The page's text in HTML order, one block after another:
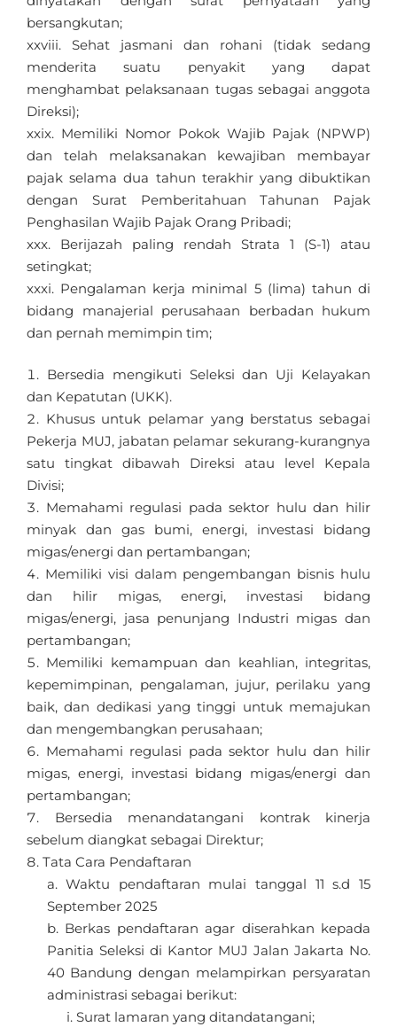
bersangkutan;
Sehat jasmani dan rohani (tidak sedang
menderita suatu penyakit yang dapat
menghambat pelaksanaan tugas sebagai anggota
Direksi);
Memiliki Nomor Pokok Wajib Pajak (NPWP)
dan telah melaksanakan kewajiban membayar
pajak selama dua tahun terakhir yang dibuktikan
dengan Surat Pemberitahuan Tahunan Pajak
Penghasilan Wajib Pajak Orang Pribadi;
Berijazah paling rendah Strata 1 (S-1) atau
setingkat;
Pengalaman kerja minimal 5 (lima) tahun di
bidang manajerial perusahaan berbadan hukum
dan pernah memimpin tim;
Bersedia mengikuti Seleksi dan Uji Kelayakan
dan Kepatutan (UKK).
Khusus untuk pelamar yang berstatus sebagai
Pekerja MUJ, jabatan pelamar sekurang-kurangnya
satu tingkat dibawah Direksi atau level Kepala
Divisi;
Memahami regulasi pada sektor hulu dan hilir
minyak dan gas bumi, energi, investasi bidang
migas/energi dan pertambangan;
Memiliki visi dalam pengembangan bisnis hulu
dan hilir migas, energi, investasi bidang
migas/energi, jasa penunjang Industri migas dan
pertambangan;
Memiliki kemampuan dan keahlian, integritas,
kepemimpinan, pengalaman, jujur, perilaku yang
baik, dan dedikasi yang tinggi untuk memajukan
dan mengembangkan perusahaan;
Memahami regulasi pada sektor hulu dan hilir
migas, energi, investasi bidang migas/energi dan
pertambangan;
Bersedia menandatangani kontrak kinerja
sebelum diangkat sebagai Direktur;
Tata Cara Pendaftaran
Waktu pendaftaran mulai tanggal 11 s.d 15
September 2025
Berkas pendaftaran agar diserahkan kepada
Panitia Seleksi di Kantor MUJ Jalan Jakarta No.
40 Bandung dengan melampirkan persyaratan
administrasi sebagai berikut:
Surat lamaran yang ditandatangani;